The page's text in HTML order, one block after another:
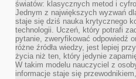
światów: klasycznych metod i
Jednym z największych wyzwań
staje się dziś nauka krytycznego
technologii. Uczeń, który potrafi
pytanie, zweryfikować odpowiedź
różne źródła wiedzy, jest lepiej
życia niż ten, który jedynie
W takim modelu nauczyciel z
informacje staje się